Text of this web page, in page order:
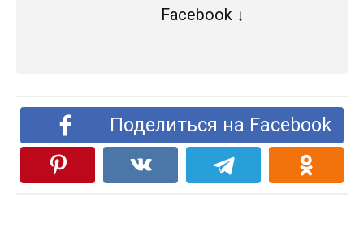
Facebook ↓
Поделиться на Facebook